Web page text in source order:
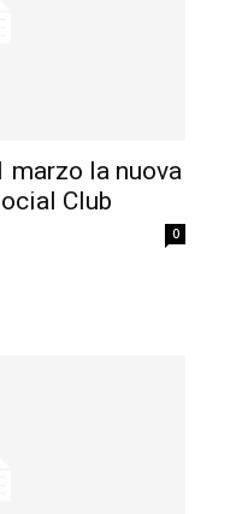
marzo la nuova
Club
0